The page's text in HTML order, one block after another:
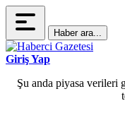
Haber ara...
Giriş Yap
Şu anda piyasa verileri